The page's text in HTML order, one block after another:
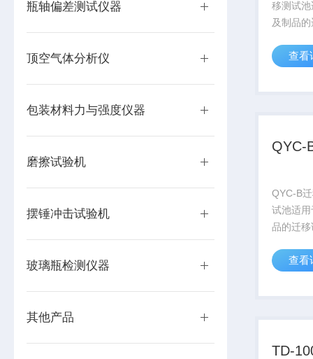
瓶轴偏差测试仪器
顶空气体分析仪
包装材料力与强度仪器
磨擦试验机
摆锤冲击试验机
玻璃瓶检测仪器
其他产品
移测试
及制品
2016要
材料及
查看
QYC-
QYC-B
试池适
品的迁
要求，
移试验
查看
TD-